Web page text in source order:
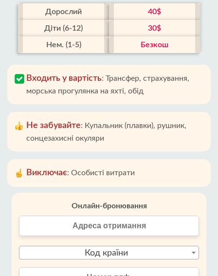
Дорослий 40$
Діти (6-12) 30$
Нем. (1-5) Безкош
Входить у вартість: Трансфер, страхування,
морська прогулянка на яхті, обід
Не забувайте: Купальник (плавки), рушник,
сонцезахисні окуляри
Виключає: Особисті витрати
Онлайн-бронювання
Код країни